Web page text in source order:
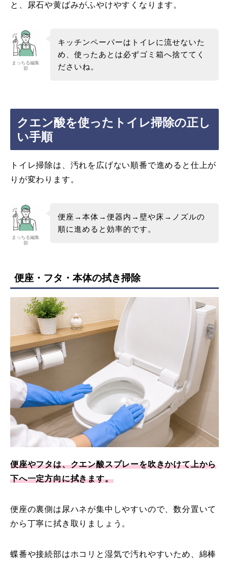
と、尿石や黄ばみがふやけやすくなります。
まっちる編集
部
キッチンペーパーはトイレに流せないた
め、使ったあとは必ずゴミ箱へ捨ててく
ださいね。
クエン酸を使ったトイレ掃除の正し
い手順
トイレ掃除は、汚れを広げない順番で進めると仕上が
りが変わります。
まっちる編集
部
便座→本体→便器内→壁や床→ノズルの
順に進めると効率的です。
便座・フタ・本体の拭き掃除
便座やフタは、クエン酸スプレーを吹きかけて上から
下へ一定方向に拭きます。
便座の裏側は尿ハネが集中しやすいので、数分置いて
から丁寧に拭き取りましょう。
蝶番や接続部はホコリと湿気で汚れやすいため、綿棒